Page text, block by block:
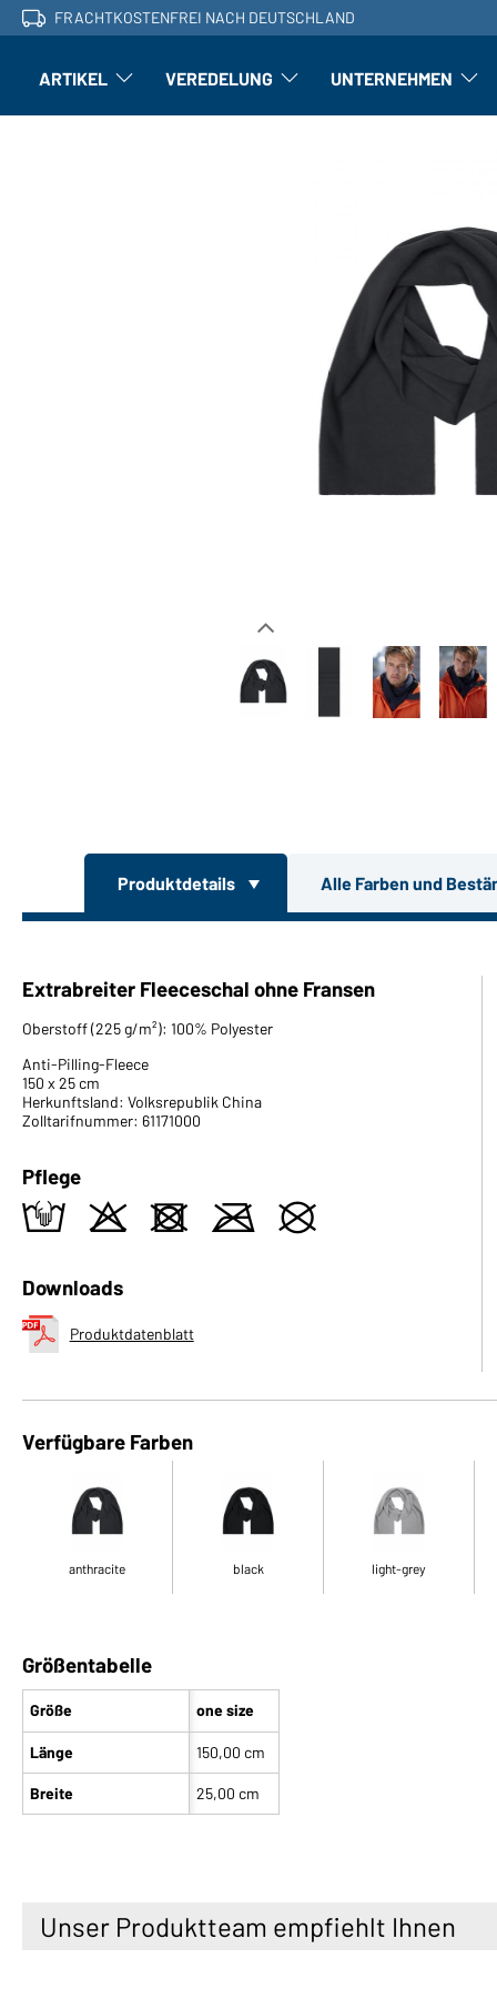
FRACHTKOSTENFREI NACH DEUTSCHLAND
ARTIKEL Artikel: Untermenü öffnen
VEREDELUNG Veredelung: Untermenü öffnen
UNTERNEHMEN
Produktdetails Alle Farben und
Extrabreiter Fleeceschal ohne Fransen
Oberstoff (225 g/m²): 100% Polyester
Anti-Pilling-Fleece
150 x 25 cm
Herkunftsland: Volksrepublik China
Zolltarifnummer: 61171000
Pflege
t o d m U
Downloads
Produktdatenblatt
Verfügbare Farben
anthracite black light-grey
Größentabelle
Größe
Länge
Breite
one size
150,00 cm
25,00 cm
Unser Produktteam empfiehlt Ihnen